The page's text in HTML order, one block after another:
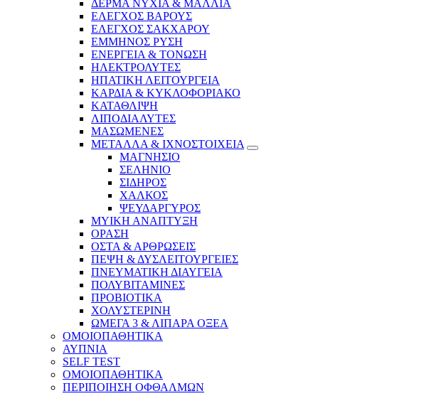
ΔΕΡΜΑ ΝΥΧΙΑ & ΜΑΛΛΙΑ
ΕΛΕΓΧΟΣ ΒΑΡΟΥΣ
ΕΛΕΓΧΟΣ ΣΑΚΧΑΡΟΥ
ΕΜΜΗΝΟΣ ΡΥΣΗ
ΕΝΕΡΓΕΙΑ & ΤΟΝΩΣΗ
ΗΛΕΚΤΡΟΛΥΤΕΣ
ΗΠΑΤΙΚΗ ΛΕΙΤΟΥΡΓΕΙΑ
ΚΑΡΔΙΑ & ΚΥΚΛΟΦΟΡΙΑΚΟ
ΚΑΤΑΘΛΙΨΗ
ΛΙΠΟΔΙΑΛΥΤΕΣ
ΜΑΣΩΜΕΝΕΣ
ΜΕΤΑΛΛΑ & ΙΧΝΟΣΤΟΙΧΕΙΑ
ΜΑΓΝΗΣΙΟ
ΣΕΛΗΝΙΟ
ΣΙΔΗΡΟΣ
ΧΑΛΚΟΣ
ΨΕΥΔΑΡΓΥΡΟΣ
ΜΥΙΚΗ ΑΝΑΠΤΥΞΗ
ΟΡΑΣΗ
ΟΣΤΑ & ΑΡΘΡΩΣΕΙΣ
ΠΕΨΗ & ΔΥΣΛΕΙΤΟΥΡΓΕΙΕΣ
ΠΝΕΥΜΑΤΙΚΗ ΔΙΑΥΓΕΙΑ
ΠΟΛΥΒΙΤΑΜΙΝΕΣ
ΠΡΟΒΙΟΤΙΚΑ
ΧΟΛΥΣΤΕΡΙΝΗ
ΩΜΕΓΑ 3 & ΛΙΠΑΡΑ ΟΞΕΑ
ΟΜΟΙΟΠΑΘΗΤΙΚΑ
ΑΥΠΝΙΑ
SELF TEST
ΟΜΟΙΟΠΑΘΗΤΙΚΑ
ΠΕΡΙΠΟΙΗΣΗ ΟΦΘΑΛΜΩΝ